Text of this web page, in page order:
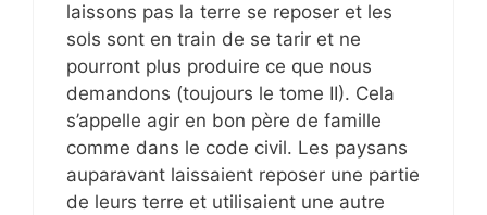
laissons pas la terre se reposer et les
sols sont en train de se tarir et ne
pourront plus produire ce que nous
demandons (toujours le tome II). Cela
s’appelle agir en bon père de famille
comme dans le code civil. Les paysans
auparavant laissaient reposer une partie
de leurs terre et utilisaient une autre